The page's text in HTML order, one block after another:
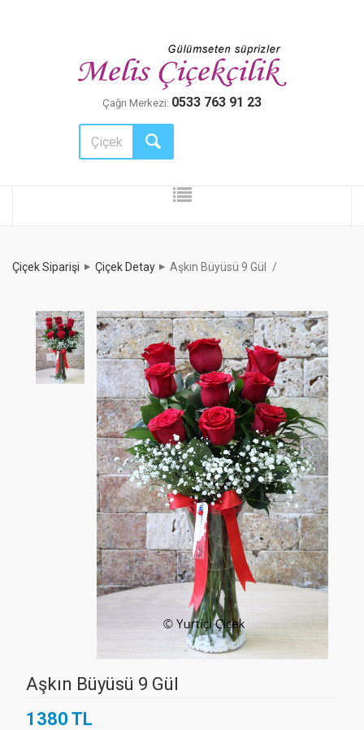
Çağrı Merkezi: 0533 763 91 23
Çiçek Siparişi Çiçek Detay Aşkın Büyüsü 9 Gül
Aşkın Büyüsü 9 Gül
1380 TL